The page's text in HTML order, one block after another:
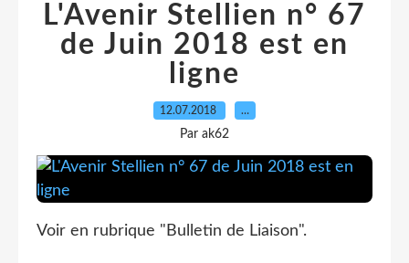
L'Avenir Stellien n° 67
de Juin 2018 est en
ligne
12.07.2018 …
Par ak62
Voir en rubrique "Bulletin de Liaison".